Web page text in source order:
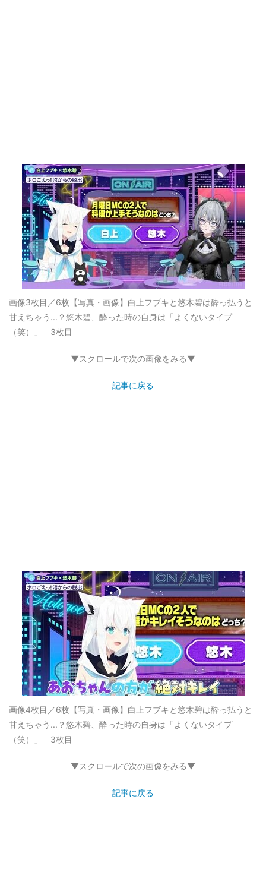
画像3枚目／6枚 【写真・画像】白上フブキと悠木碧は酔っ払うと
甘えちゃう...？悠木碧、酔った時の自身は「よくないタイプ
（笑）」 3枚目
▼スクロールで次の画像をみる▼
記事に戻る
画像4枚目／6枚 【写真・画像】白上フブキと悠木碧は酔っ払うと
甘えちゃう...？悠木碧、酔った時の自身は「よくないタイプ
（笑）」 3枚目
▼スクロールで次の画像をみる▼
記事に戻る